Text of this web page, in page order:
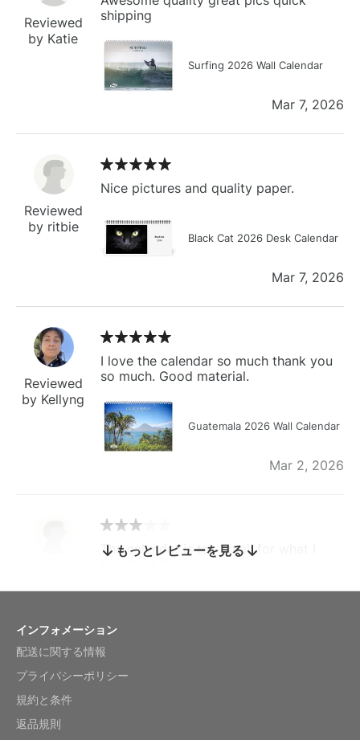
Reviewed
by Katie
shipping
Surfing 2026 Wall Calendar
Mar 7, 2026
Reviewed
by ritbie
Nice pictures and quality paper.
Black Cat 2026 Desk Calendar
Mar 7, 2026
Reviewed
by Kellyng
I love the calendar so much thank you
so much. Good material.
Guatemala 2026 Wall Calendar
Mar 2, 2026
by charles
The calendar is too small for what I
もっとレビューを見る
インフォメーション
配送に関する情報
プライバシーポリシー
規約と条件
返品規則